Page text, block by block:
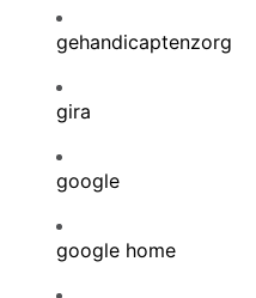
gehandicaptenzorg
gira
google
google home